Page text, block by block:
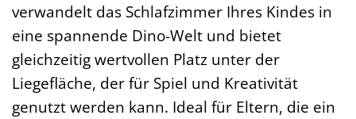
verwandelt das Schlafzimmer Ihres Kindes in
eine spannende Dino-Welt und bietet
gleichzeitig wertvollen Platz unter der
Liegefläche, der für Spiel und Kreativität
genutzt werden kann. Ideal für Eltern, die ein